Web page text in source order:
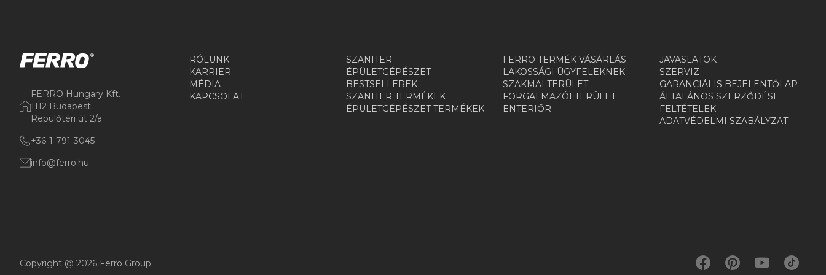
FERRO Hungary Kft.
1112 Budapest
Repülőtéri út 2/a
+36-1-791-3045
info@ferro.hu
RÓLUNK
KARRIER
MÉDIA
KAPCSOLAT
SZANITER
ÉPÜLETGÉPÉSZET
BESTSELLEREK
SZANITER TERMÉKEK
ÉPÜLETGÉPÉSZET TERMÉKEK
FERRO TERMÉK VÁSÁRLÁS
LAKOSSÁGI ÜGYFELEKNEK
SZAKMAI TERÜLET
FORGALMAZÓI TERÜLET
ENTERIŐR
JAVASLATOK
SZERVIZ
GARANCIÁLIS BEJELENTŐLAP
ÁLTALÁNOS SZERZŐDÉSI
FELTÉTELEK
ADATVÉDELMI SZABÁLYZAT
Copyright @ 2026 Ferro Group